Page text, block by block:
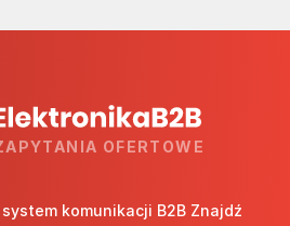
OFERTOWE
komunikacji B2B Znajdź